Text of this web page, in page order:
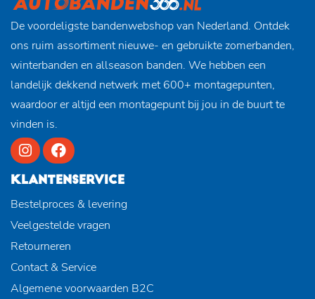
De voordeligste bandenwebshop van Nederland. Ontdek
ons ruim assortiment nieuwe- en gebruikte zomerbanden,
winterbanden en allseason banden. We hebben een
landelijk dekkend netwerk met 600+ montagepunten,
waardoor er altijd een montagepunt bij jou in de buurt te
vinden is.
KLANTENSERVICE
Bestelproces & levering
Veelgestelde vragen
Retourneren
Contact & Service
Algemene voorwaarden B2C